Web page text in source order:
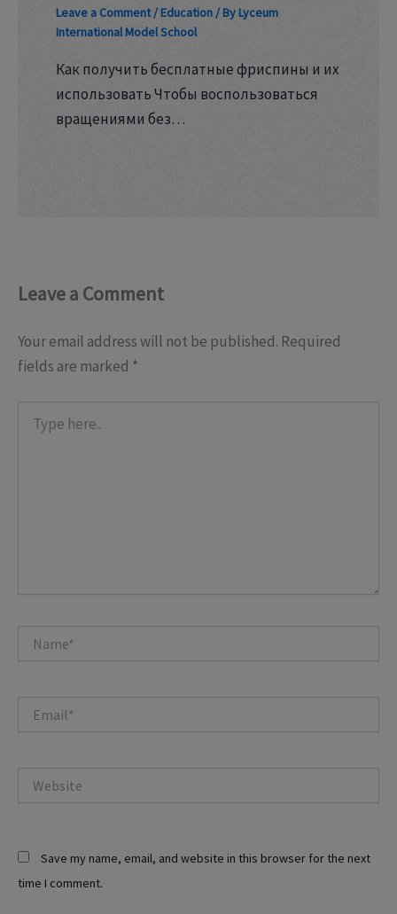
Leave a Comment /Education/ ByLyceum
International Model School
Как получить бесплатные фриспины и их
использовать Чтобы воспользоваться
вращениями без…
Leave a Comment
Your email address will not be published. Required
fields are marked *
here..
Save my name, email, and website in this browser for the next
time I comment.